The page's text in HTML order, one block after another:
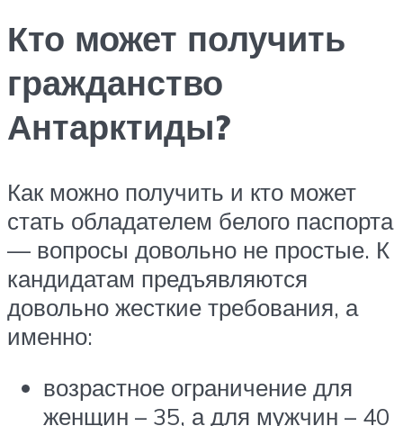
Кто может получить
гражданство
Антарктиды?
Как можно получить и кто может
стать обладателем белого паспорта
— вопросы довольно не простые. К
кандидатам предъявляются
довольно жесткие требования, а
именно:
возрастное ограничение для
женщин – 35, а для мужчин – 40